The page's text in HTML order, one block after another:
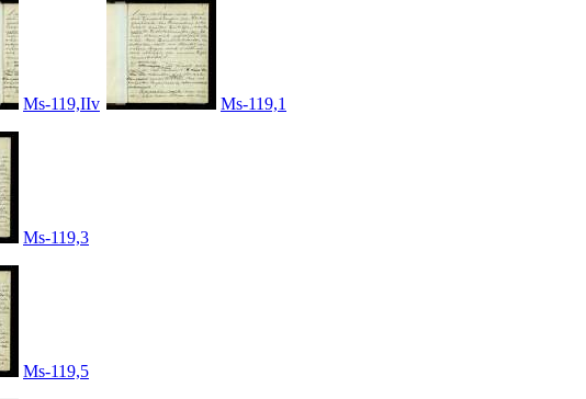
Ms-119,IIv Ms-119,1
Ms-119,3
Ms-119,5